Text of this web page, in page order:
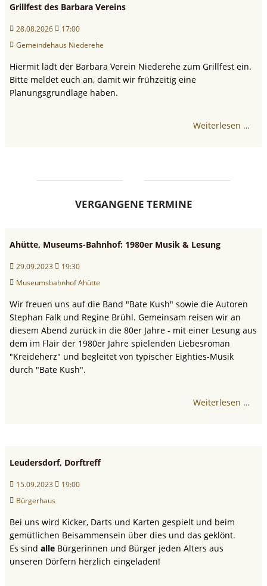
Grillfest des Barbara Vereins
28.08.2026
17:00
Gemeindehaus Niederehe
Hiermit lädt der Barbara Verein Niederehe zum Grillfest ein.
Bitte meldet euch an, damit wir frühzeitig eine
Planungsgrundlage haben.
Weiterlesen …
VERGANGENE TERMINE
Ahütte, Museums-Bahnhof: 1980er Musik & Lesung
29.09.2023
19:30
Museumsbahnhof Ahütte
Wir freuen uns auf die Band "Bate Kush" sowie die Autoren
Stephan Falk und Regine Brühl. Gemeinsam reisen wir an
diesem Abend zurück in die 80er Jahre - mit einer Lesung aus
dem im Flair der 1980er Jahre spielenden Liebesroman
"Kreideherz" und begleitet von typischer Eighties-Musik
durch "Bate Kush".
Weiterlesen …
Leudersdorf, Dorftreff
15.09.2023
19:00
Bürgerhaus
Bei uns wird Kicker, Darts und Karten gespielt und beim
gemütlichen Beisammensein über dies und das geklönt.
Es sind alle Bürgerinnen und Bürger jeden Alters aus
unseren Dörfern herzlich eingeladen!